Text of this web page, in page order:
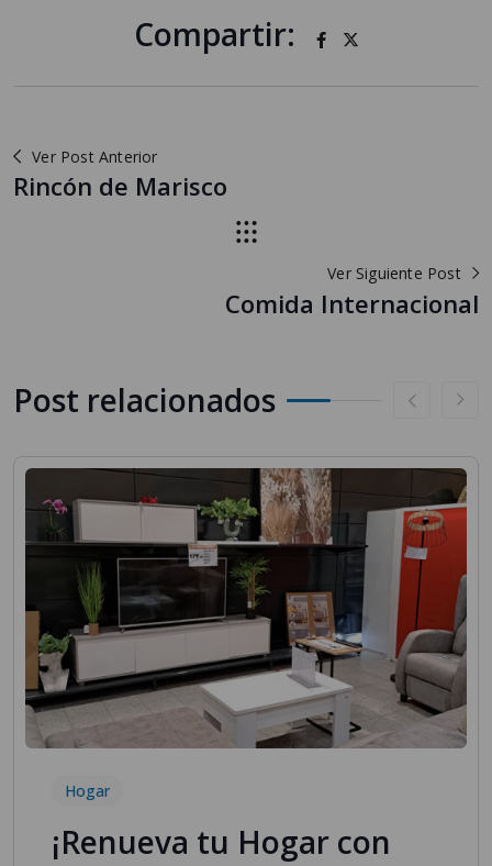
Compartir:
Ver Post Anterior
Rincón de Marisco
Ver Siguiente Post
Comida Internacional
Post relacionados
Hogar
¡Renueva tu Hogar con